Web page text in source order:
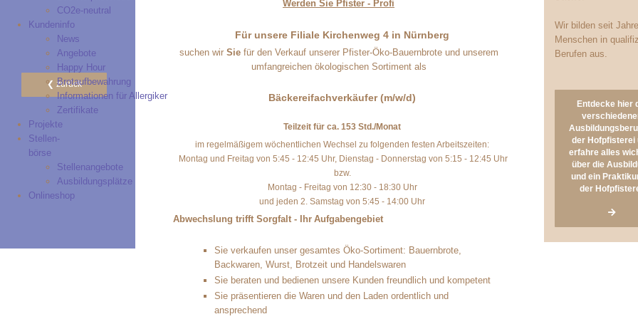
CO2e-neutral
Kundeninfo
News
Angebote
Happy Hour
Brotaufbewahrung
Informationen für Allergiker
Zertifikate
Projekte
Stellen-
börse
Stellenangebote
Ausbildungsplätze
Onlineshop
Wir bilden seit
Menschen in
Berufen aus.
Entdecke hier
der Hofpfisterei
erfahre alles
über die
und ein
der
zurück
Werden Sie Pfister - Profi
Für unsere Filiale Kirchenweg 4 in Nürnberg
suchen wir Sie für den Verkauf unserer Pfister-Öko-Bauernbrote und unserem
umfangreichen ökologischen Sortiment als
Bäckereifachverkäufer (m/w/d)
Teilzeit für ca. 153 Std./Monat
im regelmäßigem wöchentlichen Wechsel zu folgenden festen Arbeitszeiten:
Montag und Freitag von 5:45 - 12:45 Uhr, Dienstag - Donnerstag von 5:15 - 12:45 Uhr
bzw.
Montag - Freitag von 12:30 - 18:30 Uhr
und jeden 2. Samstag von 5:45 - 14:00 Uhr
Abwechslung trifft Sorgfalt - Ihr Aufgabengebiet
Sie verkaufen unser gesamtes Öko-Sortiment: Bauernbrote,
Backwaren, Wurst, Brotzeit und Handelswaren
Sie beraten und bedienen unsere Kunden freundlich und kompetent
Sie präsentieren die Waren und den Laden ordentlich und
ansprechend